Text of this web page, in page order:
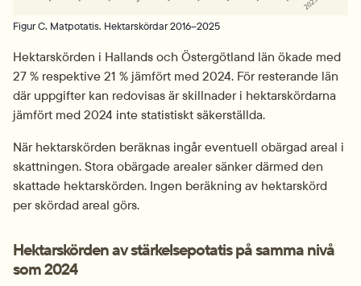
Figur C. Matpotatis. Hektarskördar 2016–2025
Hektarskörden i Hallands och Östergötland län ökade med
27 % respektive 21 % jämfört med 2024. För resterande län
där uppgifter kan redovisas är skillnader i hektarskördarna
jämfört med 2024 inte statistiskt säkerställda.
När hektarskörden beräknas ingår eventuell obärgad areal i
skattningen. Stora obärgade arealer sänker därmed den
skattade hektarskörden. Ingen beräkning av hektarskörd
per skördad areal görs.
Hektarskörden av stärkelsepotatis på samma nivå
som 2024